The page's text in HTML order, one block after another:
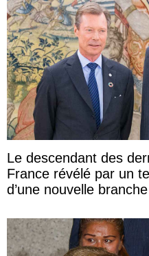
Le descendant des
France révélé par un
d’une nouvelle